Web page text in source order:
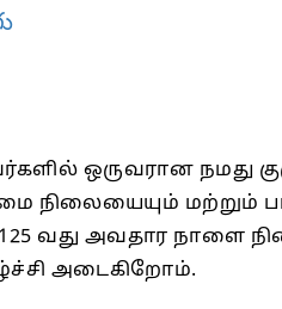
ஒருவரான நமது
மற்றும்
வது அவதார நாளை
அடைகிறோம்.